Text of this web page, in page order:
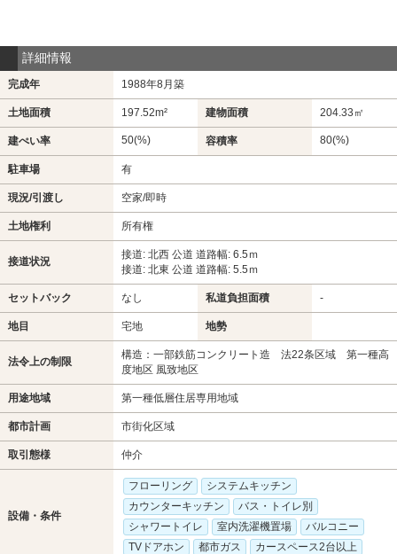
詳細情報
完成年 1988年8月築
土地面積 197.52m² 建物面積 204.33㎡
建ぺい率 50(%) 容積率 80(%)
駐車場 有
現況/引渡し 空家/即時
土地権利 所有権
接道状況
接道: 北西 公道 道路幅: 6.5ｍ
接道: 北東 公道 道路幅: 5.5ｍ
セットバック なし 私道負担面積 -
地目 宅地 地勢
法令上の制限
構造：一部鉄筋コンクリート造 法22条区域 第一種高
度地区 風致地区
用途地域 第一種低層住居専用地域
都市計画 市街化区域
取引態様 仲介
設備・条件
フローリング
システムキッチン
カウンターキッチン
バス・トイレ別
シャワートイレ
室内洗濯機置場
バルコニー
TVドアホン
都市ガス カースペース2台以上